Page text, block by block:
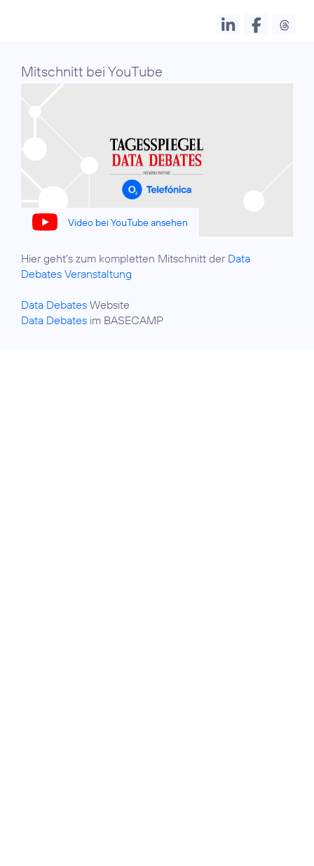
Mitschnitt bei YouTube
Video bei YouTube ansehen
Hier geht’s zum kompletten Mitschnitt der Data
Debates Veranstaltung
Data Debates
Data Debates im BASECAMP